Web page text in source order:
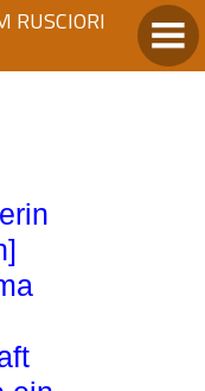
RUSCIORI